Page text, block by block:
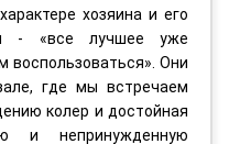
хозяина и его
- «все лучшее уже
воспользоваться». Они
где мы встречаем
колер и достойная
и непринужденную